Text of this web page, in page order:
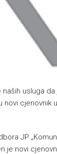
naših usluga
novi cjenovnik
JP
je novi